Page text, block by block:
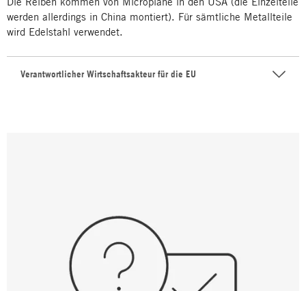
werden ­allerdings in China montiert). Für sämtliche ­Metallteile
wird Edelstahl verwendet.
Verantwortlicher Wirtschaftsakteur für die EU